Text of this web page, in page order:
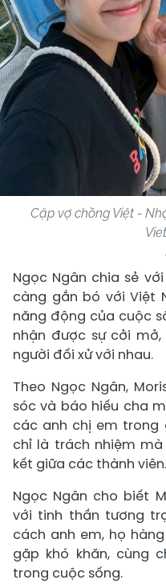
Cặp vợ chồng Việt -
Ngọc Ngân chia sẻ
càng gắn bó với Việt
năng động của cuộc
nhận được sự cởi
người đối xử với nhau.
Theo Ngọc Ngân,
sóc và báo hiếu cha
các anh chị em trong
chỉ là trách nhiệm
kết giữa các thành viên.
Ngọc Ngân cho biết
với tinh thần tương
cách anh em, họ
gặp khó khăn, cùng
trong cuộc sống.